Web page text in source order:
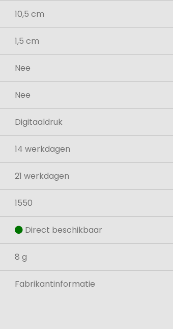
10,5 cm
1,5 cm
Nee
Nee
Digitaaldruk
14 werkdagen
21 werkdagen
1550
Direct beschikbaar
8 g
Fabrikantinformatie